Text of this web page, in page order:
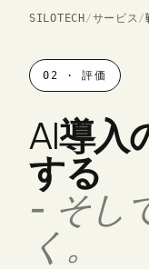
SILOTECH /サービス/
02 ·評価
AI導入
する
- そし
く。